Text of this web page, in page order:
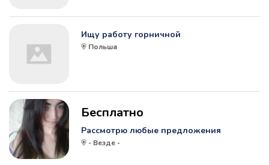
Ищу работу горничной
Польша
Бесплатно
Рассмотрю любые предложения
- Везде -